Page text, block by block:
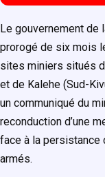
Le gouvernement de
prorogé de six mois
sites miniers situés
et de Kalehe (Sud-
un communiqué du
reconduction d’une
face à la persistance
armés.